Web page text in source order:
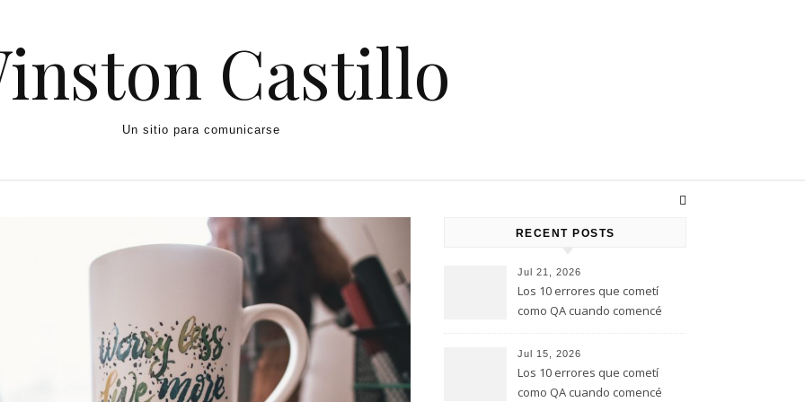
Castillo
Un sitio para comunicarse
RECENT POSTS
Jul 21, 2026
Los 10 errores que cometí
como QA cuando comencé
(Parte 2)
Jul 15, 2026
Los 10 errores que cometí
como QA cuando comencé